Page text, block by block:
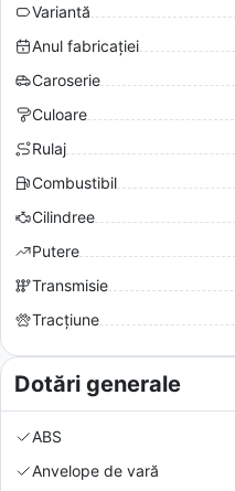
Variantă
Anul fabricației
Caroserie
Culoare
Rulaj
Combustibil
Cilindree
Putere
Transmisie
Tracțiune
Dotări generale
ABS
Anvelope de vară